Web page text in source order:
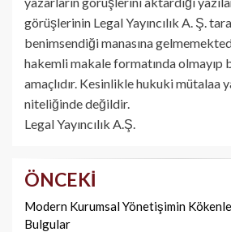
görüşlerinin Legal Yayıncılık A. Ş.
benimsendiği manasına
hakemli makale formatında olmayıp
amaçlıdır. Kesinlikle hukuki mütalaa
niteliğinde değildir.
Legal Yayıncılık A.Ş.
Yazı
dolaşımı
ÖNCEKI
Modern Kurumsal Yönetişimin
Bulgular